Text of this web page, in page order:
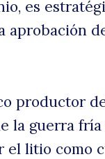
es
aprobación
productor
la guerra
el litio como